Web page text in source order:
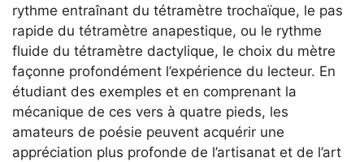
rythme entraînant du tétramètre trochaïque, le pas
rapide du tétramètre anapestique, ou le rythme
fluide du tétramètre dactylique, le choix du mètre
façonne profondément l’expérience du lecteur. En
étudiant des exemples et en comprenant la
mécanique de ces vers à quatre pieds, les
amateurs de poésie peuvent acquérir une
appréciation plus profonde de l’artisanat et de l’art